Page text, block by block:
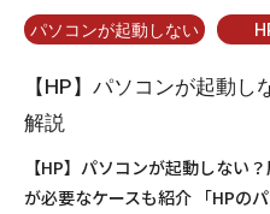
パソコンが起動しない
【HP】パソコンが起動
解説
【HP】パソコンが起動しない
が必要なケースも紹介 「HPの